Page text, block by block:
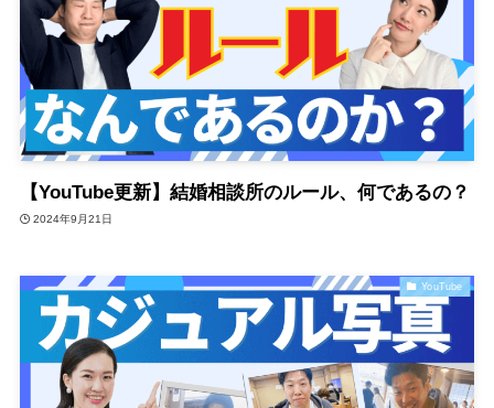
【YouTube更新】結婚相談所のルール、何であるの？
2024年9月21日
YouTube